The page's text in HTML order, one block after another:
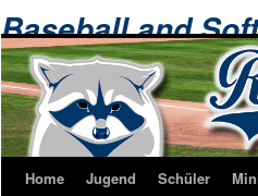
Baseball and
Home Jugend Schüler